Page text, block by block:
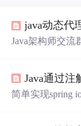
java动态代
Java架构师交流群：793825326
6。当时使用的
进行代理，如果
Java通过注
简单实现spring